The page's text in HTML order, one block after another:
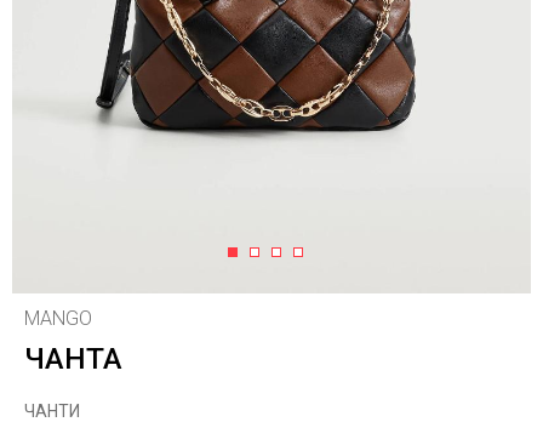
1 2 3 4
MANGO
ЧАНТА
ЧАНТИ